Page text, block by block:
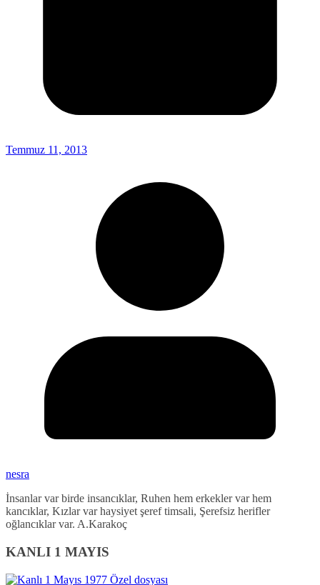
Temmuz 11, 2013
nesra
İnsanlar var birde insancıklar, Ruhen hem erkekler var hem
kancıklar, Kızlar var haysiyet şeref timsali, Şerefsiz herifler
oğlancıklar var. A.Karakoç
KANLI 1 MAYIS